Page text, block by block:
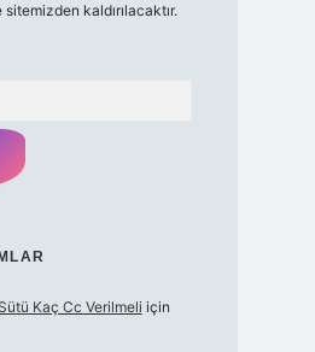
kaldırılacaktır.
Kaç Cc Verilmeli için